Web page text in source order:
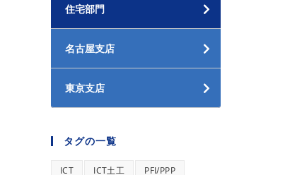
住宅部門
名古屋支店
東京支店
タグの一覧
ICT ICT土工 PFI/PPP